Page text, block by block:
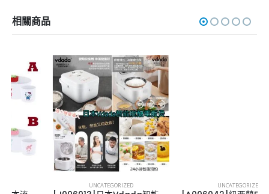
相關商品
UNCATEGORIZED UNCATEGORIZED